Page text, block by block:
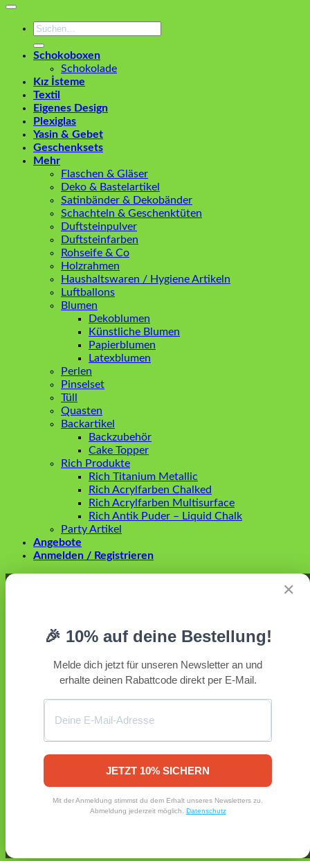
Suchen
Schokoboxen
Schokolade
Kız İsteme
Textil
Eigenes Design
Plexiglas
Yasin & Gebet
Geschenksets
Mehr
Flaschen & Gläser
Deko & Bastelartikel
Satinbänder & Dekobänder
Schachteln & Geschenktüten
Duftsteinpulver
Duftsteinfarben
Rohseife & Co
Holzrahmen
Haushaltswaren / Hygiene Artikeln
Luftballons
Blumen
Dekoblumen
Künstliche Blumen
Papierblumen
Latexblumen
Perlen
Pinselset
Tüll
Quasten
Backartikel
Backzubehör
Cake Topper
Rich Produkte
Rich Titanium Metallic
Rich Acrylfarben Chalked
Rich Acrylfarben Multisurface
Rich Antik Puder – Liquid Chalk
Party Artikel
Angebote
Anmelden / Registrieren
✕
🎉 10% auf deine Bestellung!
Melde dich jetzt für unseren Newsletter an und
erhalte deinen Rabattcode direkt per E-Mail.
JETZT 10% SICHERN
Mit der Anmeldung stimmst du dem Erhalt unseres Newsletters zu.
Abmeldung jederzeit möglich. Datenschutz
Anmelden
Angemeldet bleiben Anmelden
Registrieren
Erforderlich
E-Mail-Adresse gesendet.